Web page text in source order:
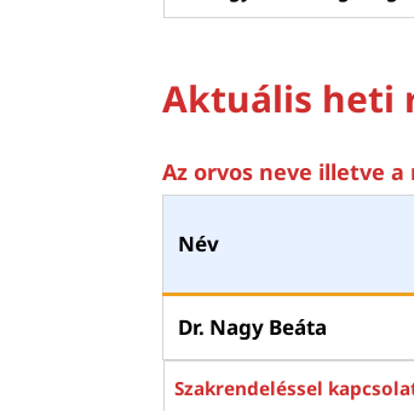
Aktuális heti
Az orvos neve illetve
Név
Dr. Nagy Beáta
Szakrendeléssel